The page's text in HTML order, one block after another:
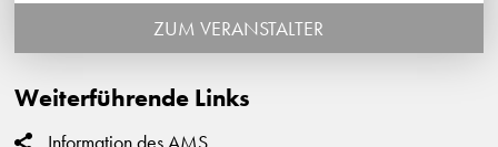
ZUM VERANSTALTER
Weiterführende Links